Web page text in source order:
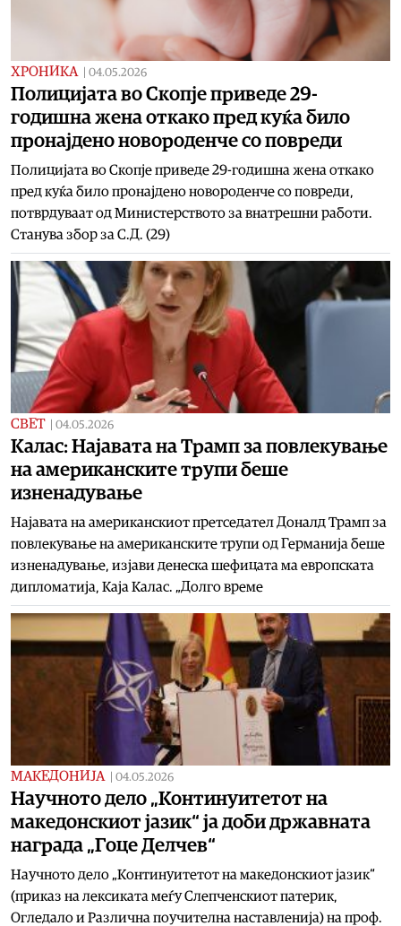
ХРОНИКА 04.05.2026
Полицијата во Скопје приведе 29-
годишна жена откако пред куќа било
пронајдено новороденче со повреди
Полицијата во Скопје приведе 29-годишна жена откако
пред куќа било пронајдено новороденче со повреди,
потврдуваат од Министерството за внатрешни работи.
Станува збор за С.Д. (29)
СВЕТ 04.05.2026
Калас: Најавата на Трамп за повлекување
на американските трупи беше
изненадување
Најавата на американскиот претседател Доналд Трамп за
повлекување на американските трупи од Германија беше
изненадување, изјави денеска шефицата ма европската
дипломатија, Каја Калас. „Долго време
МАКЕДОНИЈА 04.05.2026
Научното дело „Континуитетот на
македонскиот јазик“ ја доби државната
награда „Гоце Делчев“
Научното дело „Континуитетот на македонскиот јазик“
(приказ на лексиката меѓу Слепченскиот патерик,
Огледало и Различна поучителна наставленија) на проф.